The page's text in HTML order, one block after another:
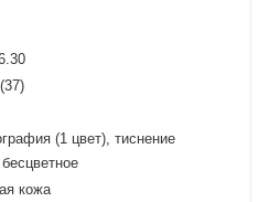
(1 цвет), тиснение
кожа